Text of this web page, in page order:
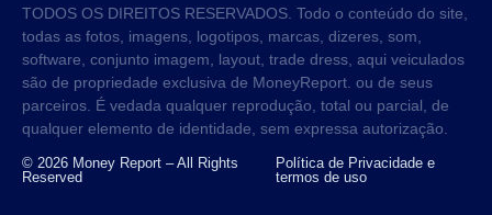
TODOS OS DIREITOS RESERVADOS. Todo o conteúdo do site,
todas as fotos, imagens, logotipos, marcas, dizeres, som,
software, conjunto imagem, layout, trade dress, aqui veiculados
são de propriedade exclusiva de MoneyReport. ou de seus
parceiros. É vedada qualquer reprodução, total ou parcial, de
qualquer elemento de identidade, sem expressa autorização.
© 2026 Money Report – All Rights
Reserved
Política de Privacidade e
termos de uso